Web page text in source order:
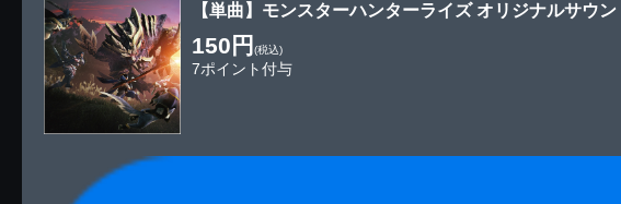
【単曲】モンスターハンターライズ オリジナルサウ
150円 (税込)
7ポイント付与